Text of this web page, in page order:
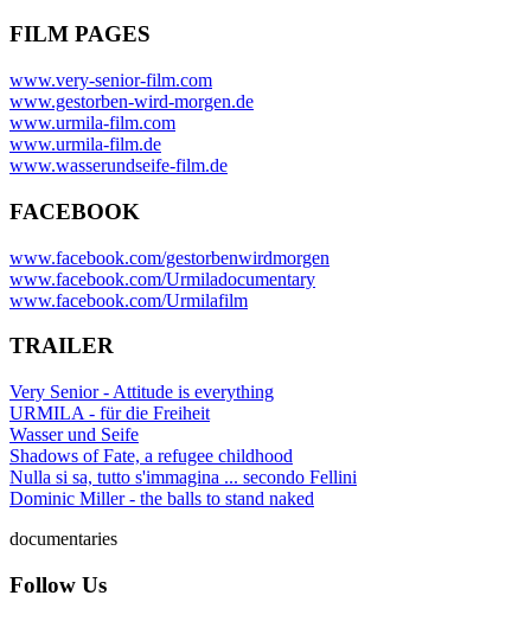
FILM PAGES
www.very-senior-film.com
www.gestorben-wird-morgen.de
www.urmila-film.com
www.urmila-film.de
www.wasserundseife-film.de
FACEBOOK
www.facebook.com/gestorbenwirdmorgen
www.facebook.com/Urmiladocumentary
www.facebook.com/Urmilafilm
TRAILER
Very Senior - Attitude is everything
URMILA - für die Freiheit
Wasser und Seife
Shadows of Fate, a refugee childhood
Nulla si sa, tutto s'immagina ... secondo Fellini
Dominic Miller - the balls to stand naked
documentaries
Follow Us